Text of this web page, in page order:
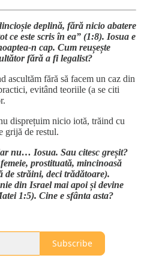
deplină, fără nicio abatere
ce este scris în ea” (1:8). Iosua e
n cap. Cum reușește
fără a fi legalist?
ascultăm fără să facem un caz din
evitând teoriile (a se citi
disprețuim nicio iotă, trăind cu
grijă de restul.
nu… Iosua. Sau citesc greșit?
prostituată, mincinoasă
de străini, deci trădătoare).
din Israel mai apoi și devine
1:5). Cine e sfânta asta?
Subscribe